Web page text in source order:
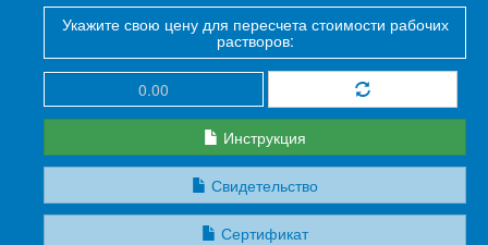
Укажите свою цену для пересчета стоимости рабочих
растворов:
Инструкция
Свидетельство
Сертификат